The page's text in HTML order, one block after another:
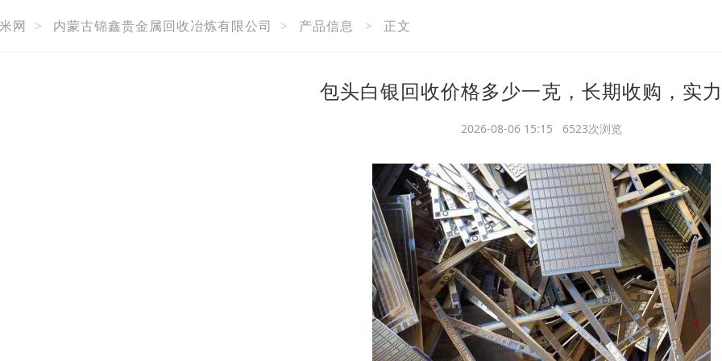
网 > 内蒙古锦鑫贵金属回收冶炼有限公司 > 产品信息 > 正文
包头白银回收价格多少一克，长期收购，实
2026-08-06 15:15 6523次浏览